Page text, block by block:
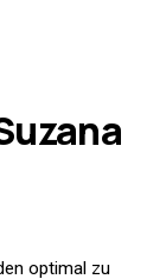
optimal zu